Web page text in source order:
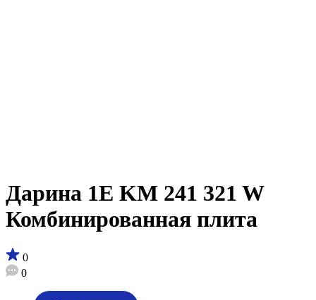
Дарина 1E KM 241 321 W
Комбинированная плита
0
0